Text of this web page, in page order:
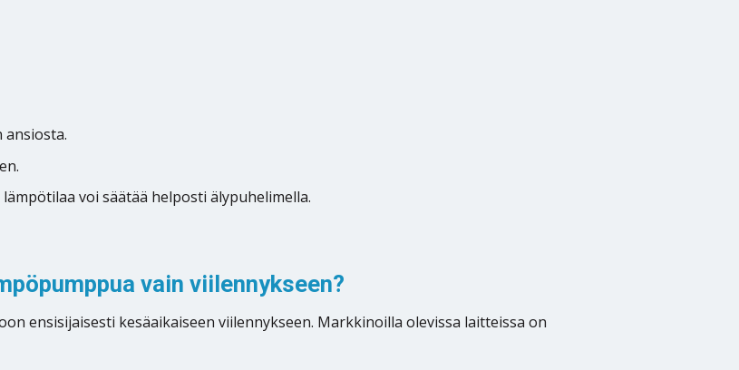
voi säätää helposti älypuhelimella.
vain viilennykseen?
ensisijaisesti kesäaikaiseen viilennykseen. Markkinoilla olevissa laitteissa on